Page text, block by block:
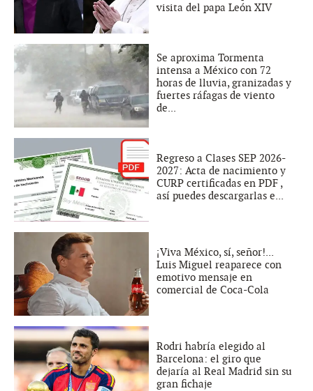
visita del papa León XIV
Se aproxima Tormenta
intensa a México con 72
horas de lluvia, granizadas y
fuertes ráfagas de viento
de...
Regreso a Clases SEP 2026-
2027: Acta de nacimiento y
CURP certificadas en PDF ,
así puedes descargarlas e...
¡Viva México, sí, señor!...
Luis Miguel reaparece con
emotivo mensaje en
comercial de Coca-Cola
Rodri habría elegido al
Barcelona: el giro que
dejaría al Real Madrid sin su
gran fichaje